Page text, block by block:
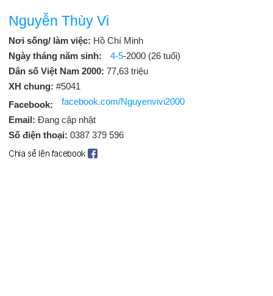
Nguyễn Thùy Vi
Nơi sống/ làm việc: Hồ Chí Minh
Ngày tháng năm sinh:
4-5-2000 (26 tuổi)
Dân số Việt Nam 2000: 77,63 triệu
XH chung: #5041
Facebook:
facebook.com/Nguyenvivi2000
Email: Đang cập nhật
Số điện thoại: 0387 379 596